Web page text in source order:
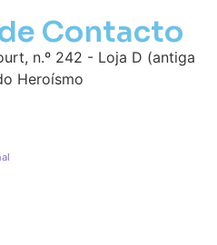
Contacto
n.º 242 - Loja D (antiga
Heroísmo